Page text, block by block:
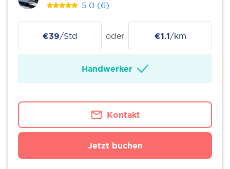
5.0 (6)
€39/Std oder €1.1/km
Handwerker
Kontakt
Jetzt buchen